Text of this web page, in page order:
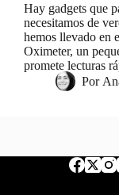
Hay gadgets que
necesitamos de
hemos llevado en
Oximeter, un
promete lecturas
Por